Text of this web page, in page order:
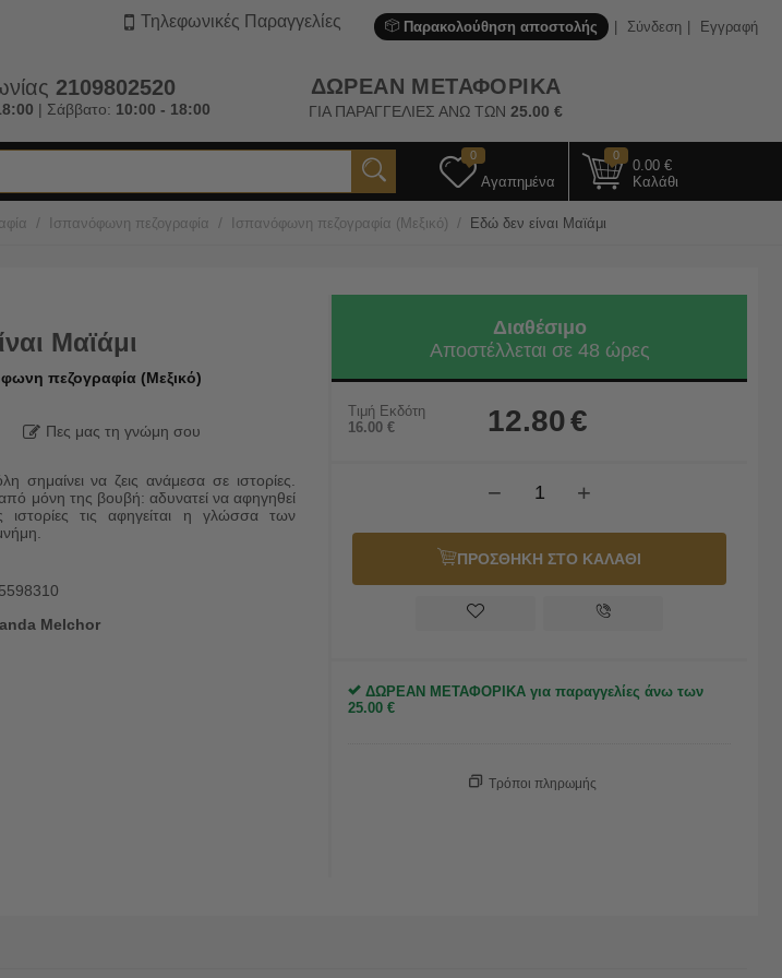
Παρακολούθηση αποστολής Σύνδεση Εγγραφή
Τηλεφωνικές Παραγγελίες
2109802520
| Σάββατο: 10:00 - 18:00
ΔΩΡΕΑΝ ΜΕΤΑΦΟΡΙΚΑ
ΓΙΑ ΠΑΡΑΓΓΕΛΙΕΣ ΑΝΩ ΤΩΝ25.00 €
0
Αγαπημένα
0
0.00 €
Καλάθι
/ Ισπανόφωνη πεζογραφία / Ισπανόφωνη πεζογραφία (Μεξικό) / Εδώ δεν είναι Μαϊάμι
Μαϊάμι
πεζογραφία (Μεξικό)
Πες μας τη γνώμη σου
σημαίνει να ζεις ανάμεσα σε ιστορίες.
μόνη της βουβή: αδυνατεί να αφηγηθεί
ιστορίες τις αφηγείται η γλώσσα των
Melchor
Διαθέσιμο
Αποστέλλεται σε 48 ώρες
Τιμή Εκδότη
16.00 € 12.80€
+
−
ΠΡΟΣΘΗΚΗ ΣΤΟ ΚΑΛΑΘΙ
ΔΩΡΕΑΝ ΜΕΤΑΦΟΡΙΚΑ για παραγγελίες άνω των
25.00 €
Τρόποι πληρωμής